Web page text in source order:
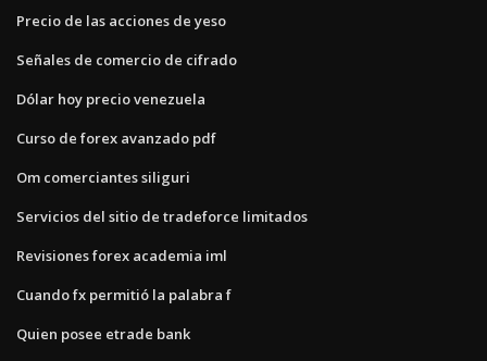
Precio de las acciones de yeso
Señales de comercio de cifrado
Dólar hoy precio venezuela
Curso de forex avanzado pdf
Om comerciantes siliguri
Servicios del sitio de tradeforce limitados
Revisiones forex academia iml
Cuando fx permitió la palabra f
Quien posee etrade bank